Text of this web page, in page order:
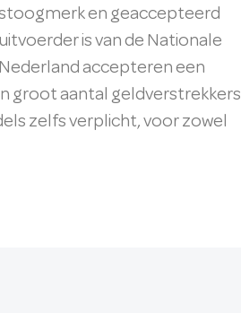
en geaccepteerd
is van de Nationale
accepteren een
groot aantal geldverstrekkers
zelfs verplicht, voor zowel